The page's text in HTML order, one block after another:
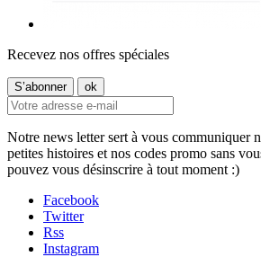
Recevez nos offres spéciales
Notre news letter sert à vous communiquer
petites histoires et nos codes promo sans
pouvez vous désinscrire à tout moment :)
Facebook
Twitter
Rss
Instagram